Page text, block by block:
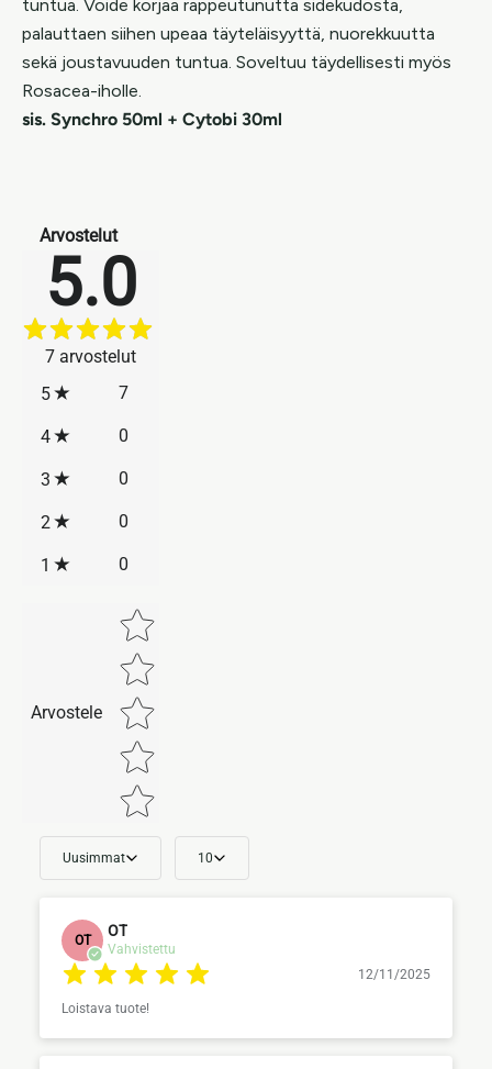
tuntua. Voide korjaa rappeutunutta sidekudosta,
palauttaen siihen upeaa täyteläisyyttä, nuorekkuutta
sekä joustavuuden tuntua. Soveltuu täydellisesti myös
Rosacea-iholle.
sis. Synchro 50ml + Cytobi 30ml
Arvostelut
5.0
7 arvostelut
5
7
4 0
3 0
2 0
1 0
Arvostele
Star rating
Uusimmat 10
OT
OT
Vahvistettu
12/11/2025
Loistava tuote!